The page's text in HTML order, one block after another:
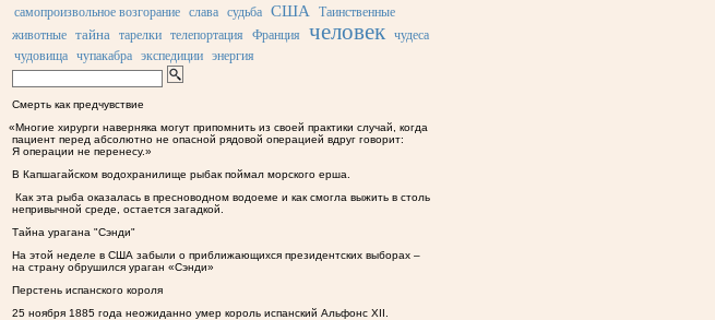
самопроизвольное возгорание слава судьба США
Таинственные
животные тайна тарелки телепортация Франция человек чудеса
чудовища чупакабра экспедиции энергия
Смерть как предчувствие
«Многие хирурги наверняка могут припомнить из своей практики случай, когда
пациент перед абсолютно не опасной рядовой операцией вдруг говорит:
Я операции не перенесу.»
В Капшагайском водохранилище рыбак поймал морского ерша.
Как эта рыба оказалась в пресноводном водоеме и как смогла выжить в столь
непривычной среде, остается загадкой.
Тайна урагана "Сэнди"
На этой неделе в США забыли о приближающихся президентских выборах –
на страну обрушился ураган «Сэнди»
Перстень испанского короля
25 ноября 1885 года неожиданно умер король испанский Альфонс XII.